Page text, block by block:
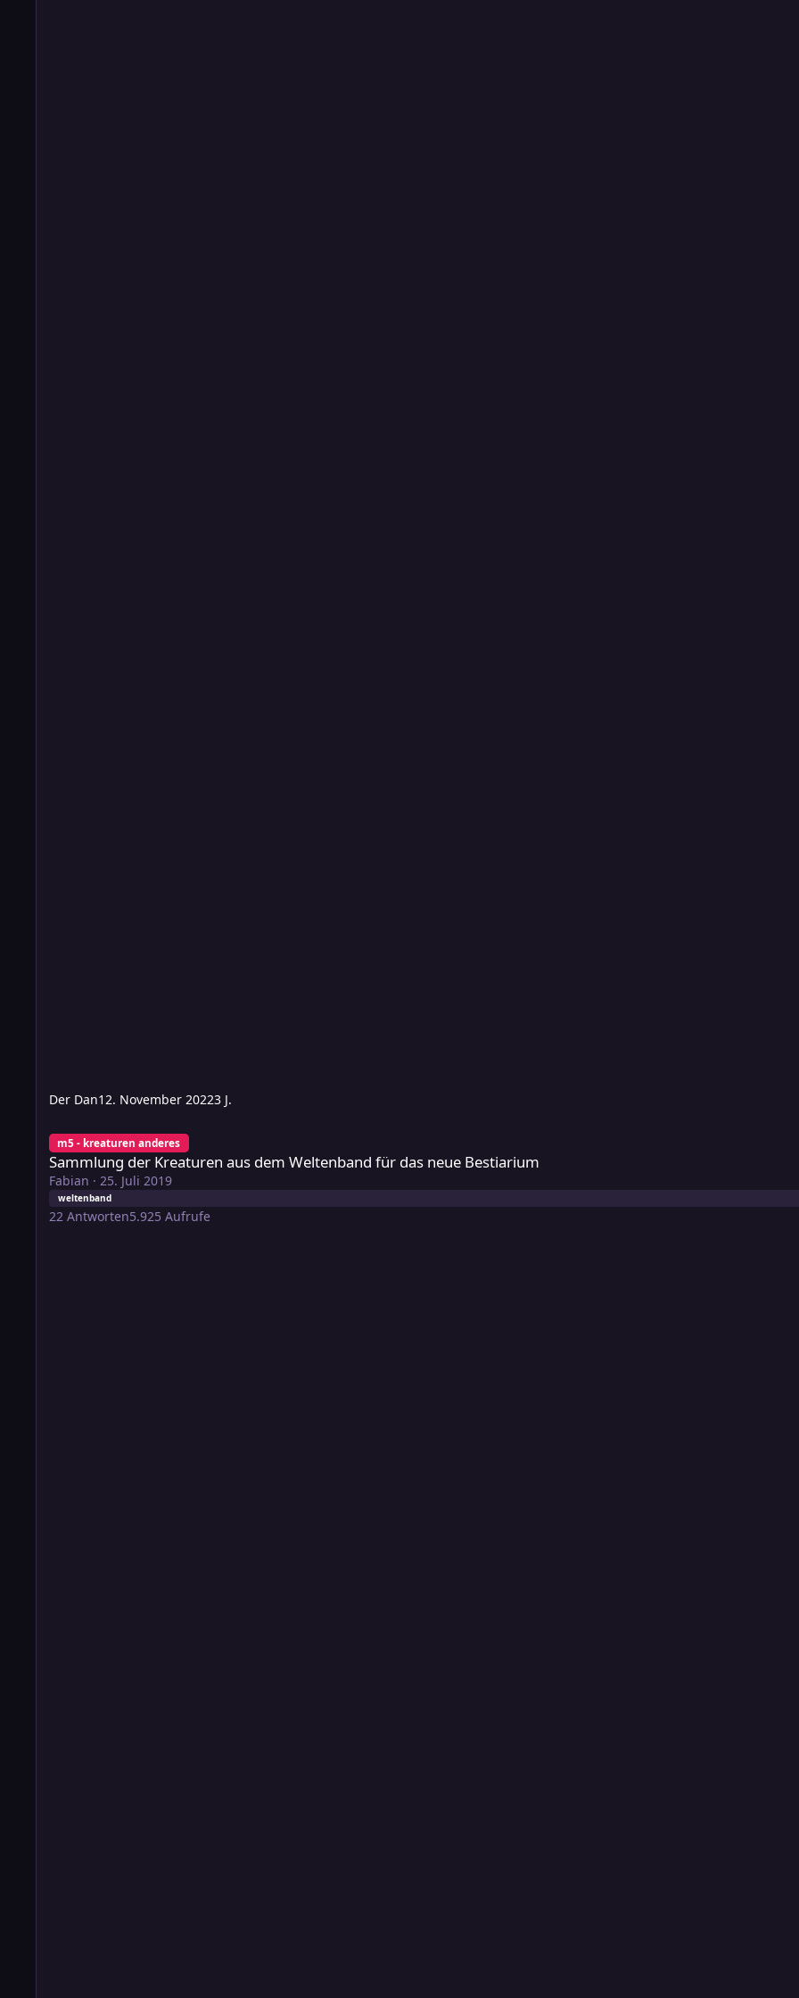
Der Dan12. November 20223 J.
Sammlung der Kreaturen aus dem Weltenband für das neue Bestiarium
m5 - kreaturen anderes
Sammlung der Kreaturen aus dem Weltenband für das neue Bestiarium
Fabian · 25. Juli 2019
weltenband
22 Antworten5.925 Aufrufe